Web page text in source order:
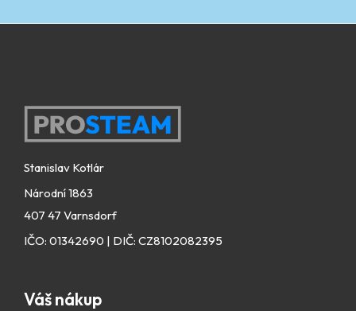
Zápatí
Stanislav Kotlár
Národní 1863
407 47 Varnsdorf
IČO: 01342690 | DIČ: CZ8102082395
Váš nákup